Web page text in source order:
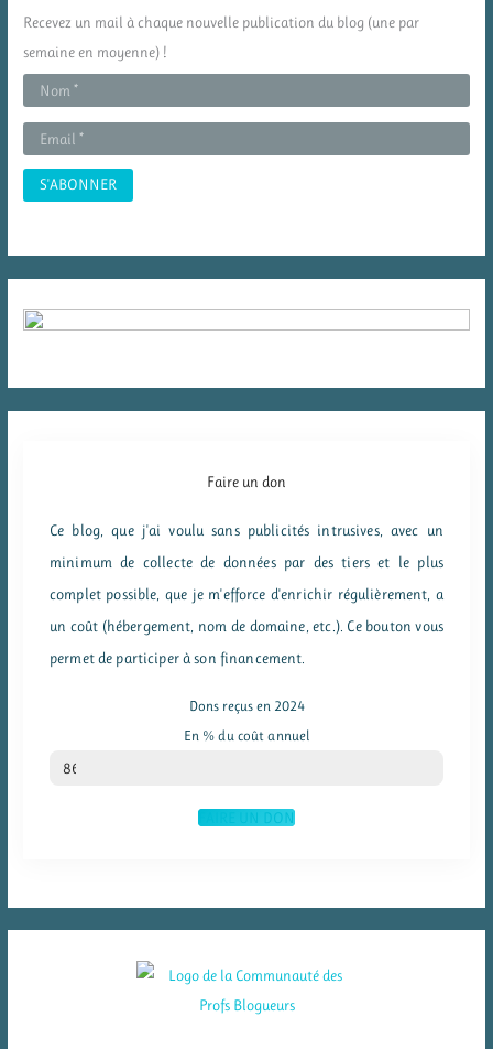
:
Recevez un mail à chaque nouvelle publication du blog (une par
semaine en moyenne) !
Faire un don
Ce blog, que j'ai voulu sans publicités intrusives, avec un
minimum de collecte de données par des tiers et le plus
complet possible, que je m'efforce d'enrichir régulièrement, a
un coût (hébergement, nom de domaine, etc.). Ce bouton vous
permet de participer à son financement.
Dons reçus en 2024
En % du coût annuel
% du coût annuel
86
FAIRE UN DON